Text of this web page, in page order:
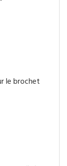
le brochet